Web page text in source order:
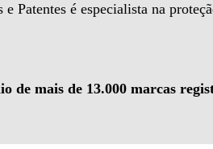
Patentes é especialista na
de mais de 13.000 marcas